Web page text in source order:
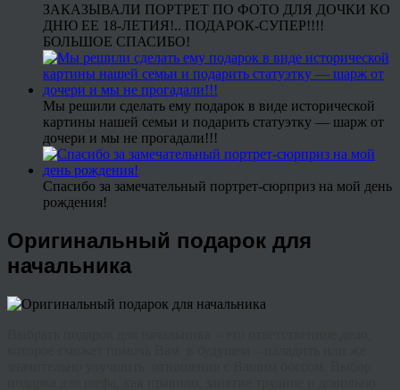
ЗАКАЗЫВАЛИ ПОРТРЕТ ПО ФОТО ДЛЯ ДОЧКИ КО
ДНЮ ЕЕ 18-ЛЕТИЯ!.. ПОДАРОК-СУПЕР!!!!
БОЛЬШОЕ СПАСИБО!
Мы решили сделать ему подарок в виде исторической
картины нашей семьи и подарить статуэтку — шарж от
дочери и мы не прогадали!!!
Спасибо за замечательный портрет-сюрприз на мой день
рождения!
Оригинальный подарок для
начальника